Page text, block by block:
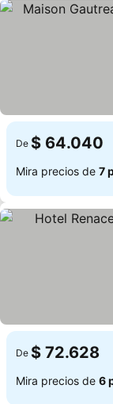
De $ 64.040
Mira precios de 7
De $ 72.628
Mira precios de 6